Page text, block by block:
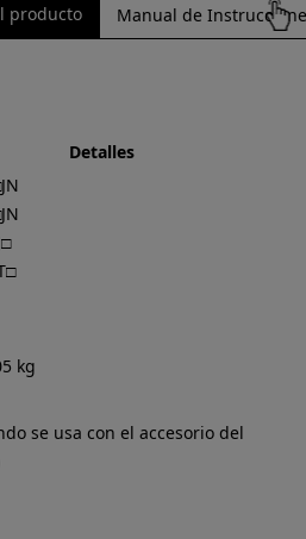
producto Manual de
Detalles
kg
se usa con el accesorio del